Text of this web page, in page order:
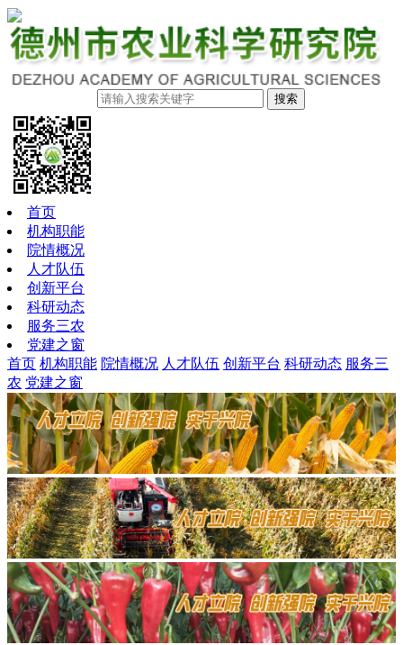
搜索
首页
机构职能
院情概况
人才队伍
创新平台
科研动态
服务三农
党建之窗
首页 机构职能 院情概况 人才队伍 创新平台 科研动态 服务三
农 党建之窗